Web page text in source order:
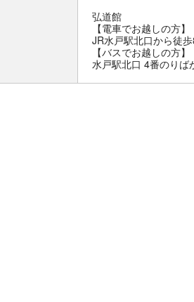
弘道館
【電車でお越しの方】
JR水戸駅北口から徒
【バスでお越しの方】
水戸駅北口 4番のりば